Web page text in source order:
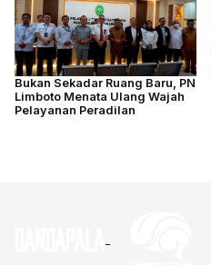
Bukan Sekadar Ruang Baru, PN
Limboto Menata Ulang Wajah
Pelayanan Peradilan